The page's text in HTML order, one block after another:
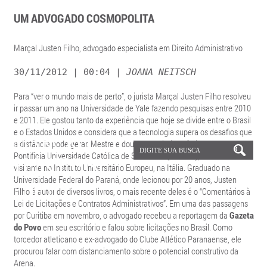
UM ADVOGADO COSMOPOLITA
Marçal Justen Filho, advogado especialista em Direito Administrativo
30/11/2012 | 00:04 | JOANA NEITSCH
Para “ver o mundo mais de perto”, o jurista Marçal Justen Filho resolveu
ir passar um ano na Universidade de Yale fazendo pesquisas entre 2010
e 2011. Ele gostou tanto da experiência que hoje se divide entre o Brasil
e o Estados Unidos e considera que a tecnologia supera os desafios que
a distância pode gerar. Mestre e doutor em Direito Público pela
Pontifícia Universidade Católica de São Paulo (PUC-SP), foi aluno
visitante no Instituto Universitário Europeu, na Itália. Graduado na
Universidade Federal do Paraná, onde lecionou por 20 anos, Justen
Filho é autor de diversos livros, o mais recente deles é o “Comentários à
Lei de Licitações e Contratos Administrativos”. Em uma das passagens
por Curitiba em novembro, o advogado recebeu a reportagem da Gazeta
do Povoem seu escritório e falou sobre licitações no Brasil. Como
torcedor atleticano e ex-advogado do Clube Atlético Paranaense, ele
procurou falar com distanciamento sobre o potencial construtivo da
Arena.